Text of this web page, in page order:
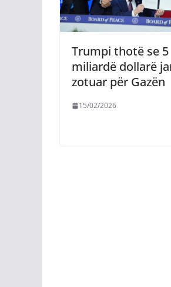
Trumpi thotë se 5
miliardë dollarë
zotuar për Gazën
15/02/2026